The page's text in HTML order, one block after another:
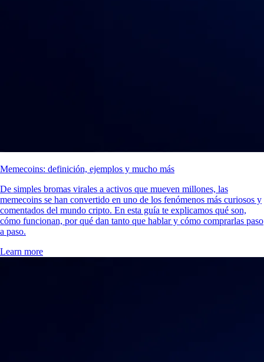
Memecoins: definición, ejemplos y mucho más
De simples bromas virales a activos que mueven millones, las
memecoins se han convertido en uno de los fenómenos más curiosos y
comentados del mundo cripto. En esta guía te explicamos qué son,
cómo funcionan, por qué dan tanto que hablar y cómo comprarlas paso
a paso.
Learn more